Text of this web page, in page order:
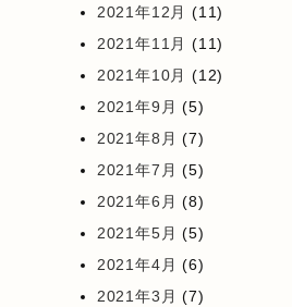
2021年12月 (11)
2021年11月 (11)
2021年10月 (12)
2021年9月 (5)
2021年8月 (7)
2021年7月 (5)
2021年6月 (8)
2021年5月 (5)
2021年4月 (6)
2021年3月 (7)